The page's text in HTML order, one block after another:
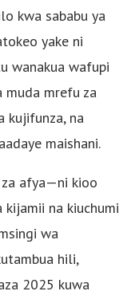
kwa sababu ya
yake ni
wanakua wafupi
muda mrefu za
kujifunza, na
maishani.
afya—ni kioo
na kiuchumi
wa
hili,
2025 kuwa